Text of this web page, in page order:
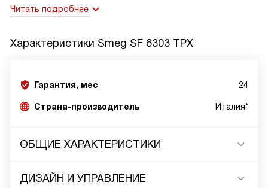
Читать подробнее
Характеристики Smeg SF 6303 TPX
Гарантия, мес 24
Страна-производитель Италия*
ОБЩИЕ ХАРАКТЕРИСТИКИ
ДИЗАЙН И УПРАВЛЕНИЕ